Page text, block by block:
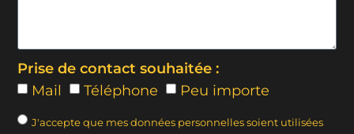
Prise de contact souhaitée :
Mail
Téléphone Peu importe
J'accepte que mes données personnelles soient utilisées